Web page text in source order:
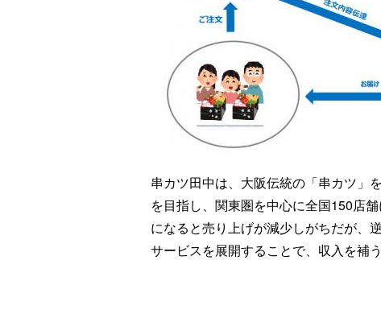
串カツ田中は、大阪伝統の「串カツ」
を目指し、関東圏を中心に全国150店
になると売り上げが減少しがちだが、
サービスを展開することで、収入を補う